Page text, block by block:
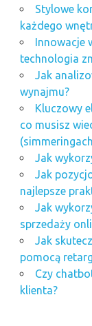
Stylowe
każdego
Innowacje
technologia
Jak
wynajmu?
Kluczowy
co musisz
Jak
Jak
najlepsze
Jak
sprzedaży
Jak
pomocą
Czy
klienta?